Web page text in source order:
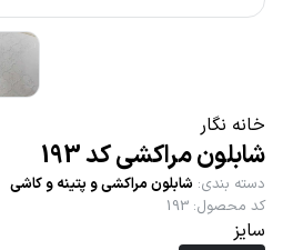
خانه نگار
شابلون مراکشی کد 193
دسته بندی: شابلون مراکشی و پتینه و کاشی
کد محصول:
193
سایز